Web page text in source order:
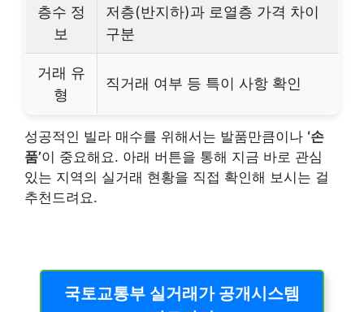
층수 정
보
저층(반지하)과 로열층 가격 차이
구분
거래 유
형
직거래 여부 등 특이 사항 확인
성공적인 빌라 매수를 위해서는 발품만큼이나 ‘손
품’이 중요해요. 아래 버튼을 통해 지금 바로 관심
있는 지역의 실거래 현황을 직접 확인해 보시는 걸
추천드려요.
국토교통부 실거래가 공개시스템